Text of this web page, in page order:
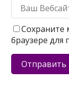
Сохраните
браузере